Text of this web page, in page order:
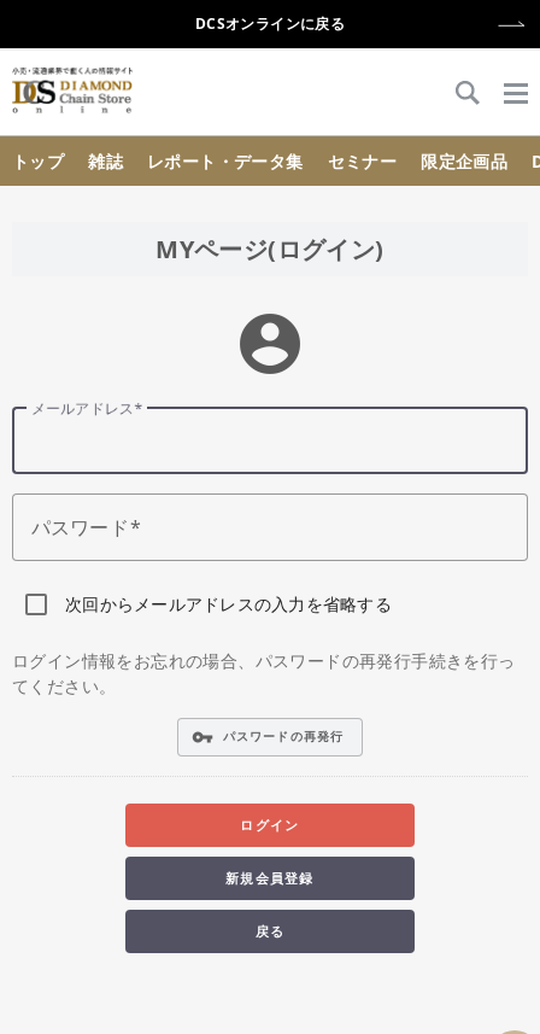
DCSオンラインに戻る
トップ 雑誌 レポート・データ集 セミナー 限定企画品
MYページ(ログイン)
account_circle
メールアドレス
パスワード
次回からメールアドレスの入力を省略する
ログイン情報をお忘れの場合、パスワードの再発行手続きを行っ
てください。
vpn_key パスワードの再発行
ログイン
新規会員登録
戻る